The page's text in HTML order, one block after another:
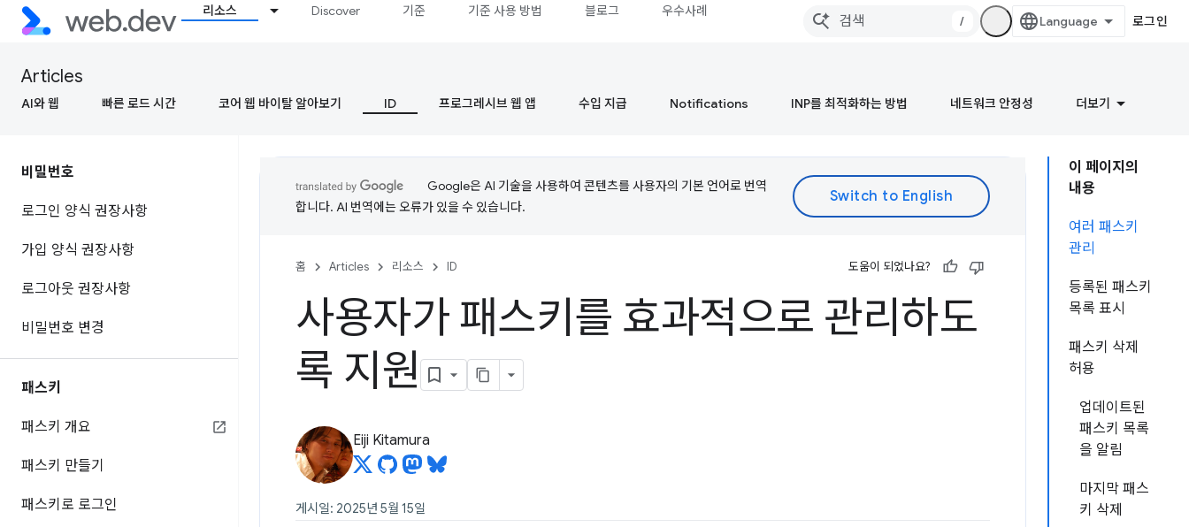
리소스 Discover 기준 기준 사용 방법 블로그 우수사례
/ 로그인
Articles
AI와 웹 빠른 로드 시간 코어 웹 바이탈 알아보기 ID 프로그레시브 웹 앱 수입 지급 Notifications INP를 최적화하는 방법 네트워크 안정성 더보기
비밀번호
로그인 양식 권장사항
가입 양식 권장사항
로그아웃 권장사항
비밀번호 변경
패스키
패스키 개요
패스키 만들기
패스키로 로그인
이 페이지의
내용
여러 패스키
관리
등록된 패스키
목록 표시
패스키 삭제
허용
업데이트된
패스키 목록
을 알림
마지막 패스
키 삭제
Google은 AI 기술을 사용하여 콘텐츠를 사용자의 기본 언어로 번역
합니다. AI 번역에는 오류가 있을 수 있습니다.
홈 Articles 리소스 ID 도움이 되었나요?
사용자가 패스키를 효과적으로 관리하도
록 지원
Eiji Kitamura
게시일: 2025년 5월 15일